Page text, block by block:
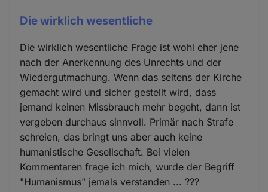
Die wirklich wesentliche
Die wirklich wesentliche Frage ist wohl eher jene
nach der Anerkennung des Unrechts und der
Wiedergutmachung. Wenn das seitens der Kirche
gemacht wird und sicher gestellt wird, dass
jemand keinen Missbrauch mehr begeht, dann ist
vergeben durchaus sinnvoll. Primär nach Strafe
schreien, das bringt uns aber auch keine
humanistische Gesellschaft. Bei vielen
Kommentaren frage ich mich, wurde der Begriff
"Humanismus" jemals verstanden ... ???